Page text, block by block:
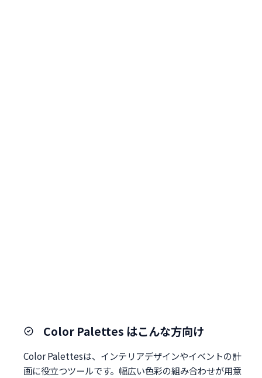
Color Palettes はこんな方向け
Color Palettesは、インテリアデザインやイベントの計
画に役立つツールです。幅広い色彩の組み合わせが用意